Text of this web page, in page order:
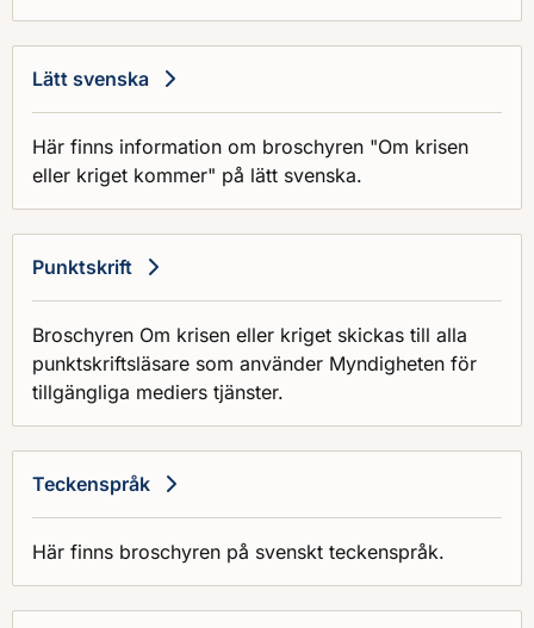
Lätt svenska
Här finns information om broschyren "Om krisen
eller kriget kommer" på lätt svenska.
Punktskrift
Broschyren Om krisen eller kriget skickas till alla
punktskriftsläsare som använder Myndigheten för
tillgängliga mediers tjänster.
Teckenspråk
Här finns broschyren på svenskt teckenspråk.